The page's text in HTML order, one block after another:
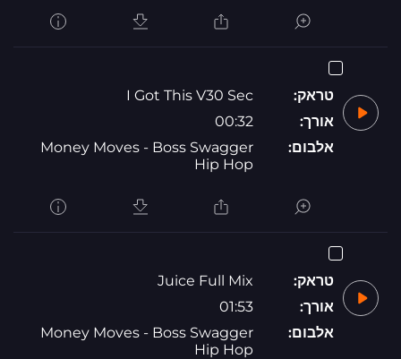
טראק:
I Got This V30 Sec
אורך:
00:32
אלבום:
Money Moves - Boss Swagger
Hip Hop
טראק:
Juice Full Mix
אורך:
01:53
אלבום:
Money Moves - Boss Swagger
Hip Hop